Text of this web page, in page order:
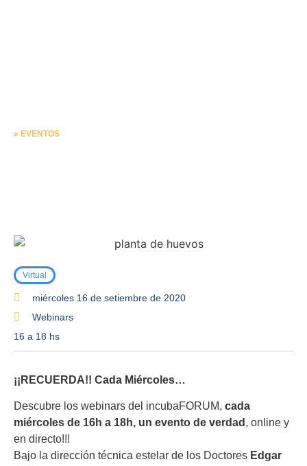
« EVENTOS
Virtual
miércoles 16 de setiembre de 2020
Webinars
16 a 18 hs
¡¡RECUERDA!! Cada Miércoles…
Descubre los webinars del incubaFORUM, cada
miércoles de 16h a 18h, un evento de verdad , online y
en directo!!!
Bajo la dirección técnica estelar de los Doctores Edgar